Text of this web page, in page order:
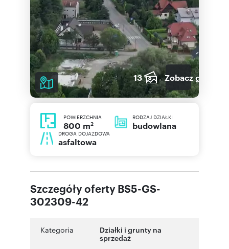
13 Zobacz galerię
POWIERZCHNIA
800 m2
RODZAJ DZIAŁKI
budowlana
DROGA DOJAZDOWA
asfaltowa
Szczegóły oferty BS5-GS-
302309-42
Kategoria
Działki i grunty na
sprzedaż